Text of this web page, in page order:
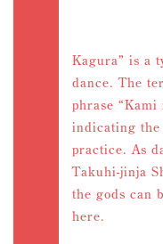
Kagura” is a
dance. The
phrase
indicating the
practice. As
Takuhi-jinja
the gods can
here.